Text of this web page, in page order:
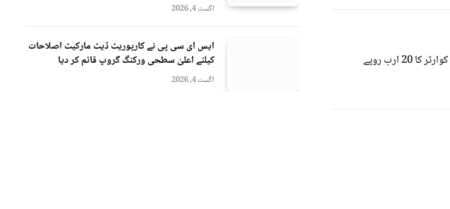
فاٹا کےلئے مالی سال 2021-22 کے چوتھے کوارٹر کا 20 ارب روپے
اگست 4, 2026
ایس ای سی پی نے کارپوریٹ ڈیٹ مارکیٹ اصلاحات
کیلئے اعلیٰ سطحی ورکنگ گروپ قائم کر دیا
اگست 4, 2026